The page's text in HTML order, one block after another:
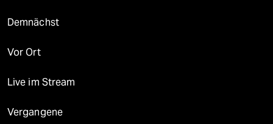
Demnächst
Vor Ort
Live im Stream
Vergangene